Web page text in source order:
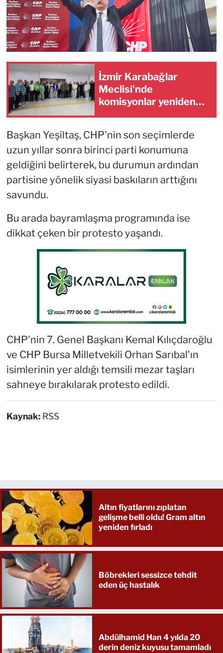
İzmir Karabağlar
Meclisi'nde
komisyonlar yeniden
Başkan Yeşiltaş, CHP'nin son seçimlerde
uzun yıllar sonra birinci parti konumuna
geldiğini belirterek, bu durumun ardından
partisine yönelik siyasi baskıların arttığını
savundu.
Bu arada bayramlaşma programında ise
dikkat çeken bir protesto yaşandı.
CHP'nin 7. Genel Başkanı Kemal Kılıçdaroğlu
ve CHP Bursa Milletvekili Orhan Sarıbal'ın
isimlerinin yer aldığı temsili mezar taşları
sahneye bırakılarak protesto edildi.
Kaynak: RSS
Altın fiyatlarını zıplatan
gelişme belli oldu! Gram altın
yeniden fırladı
Böbrekleri sessizce tehdit
eden üç hastalık
Abdülhamid Han 4 yılda 20
derin deniz kuyusu tamamladı